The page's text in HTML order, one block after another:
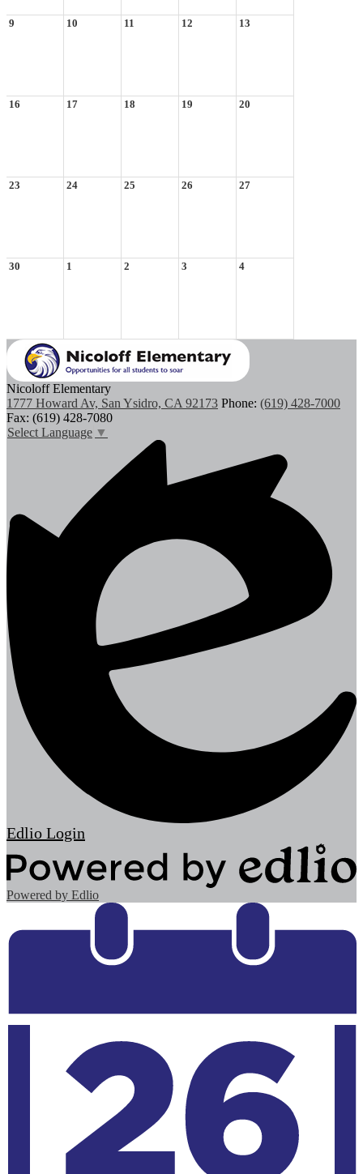
9 10 11 12 13
16 17 18 19 20
23 24 25 26 27
30 1 2 3 4
Nicoloff Elementary
1777 Howard Av, San Ysidro, CA 92173 Phone: (619) 428-7000
Fax: (619) 428-7080
Select Language ▼
Edlio Login
Powered by Edlio